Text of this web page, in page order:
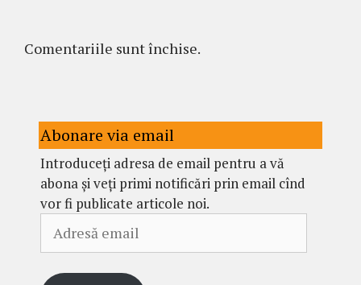
Comentariile sunt închise.
Abonare via email
Introduceți adresa de email pentru a vă
abona și veți primi notificări prin email cînd
vor fi publicate articole noi.
email